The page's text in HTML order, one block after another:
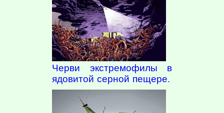
Черви экстремофилы в
ядовитой серной пещере.